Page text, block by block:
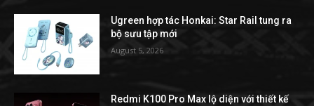
Ugreen hợp tác Honkai: Star Rail tung ra
bộ sưu tập mới
August 5, 2026
Redmi K100 Pro Max lộ diện với thiết kế